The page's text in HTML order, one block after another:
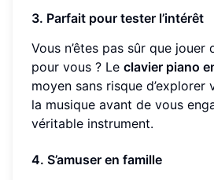
3. Parfait pour tester l’intérêt
Vous n’êtes pas sûr que
pour vous ? Le clavier piano
moyen sans risque
la musique avant de vous
véritable instrument.
4. S’amuser en famille